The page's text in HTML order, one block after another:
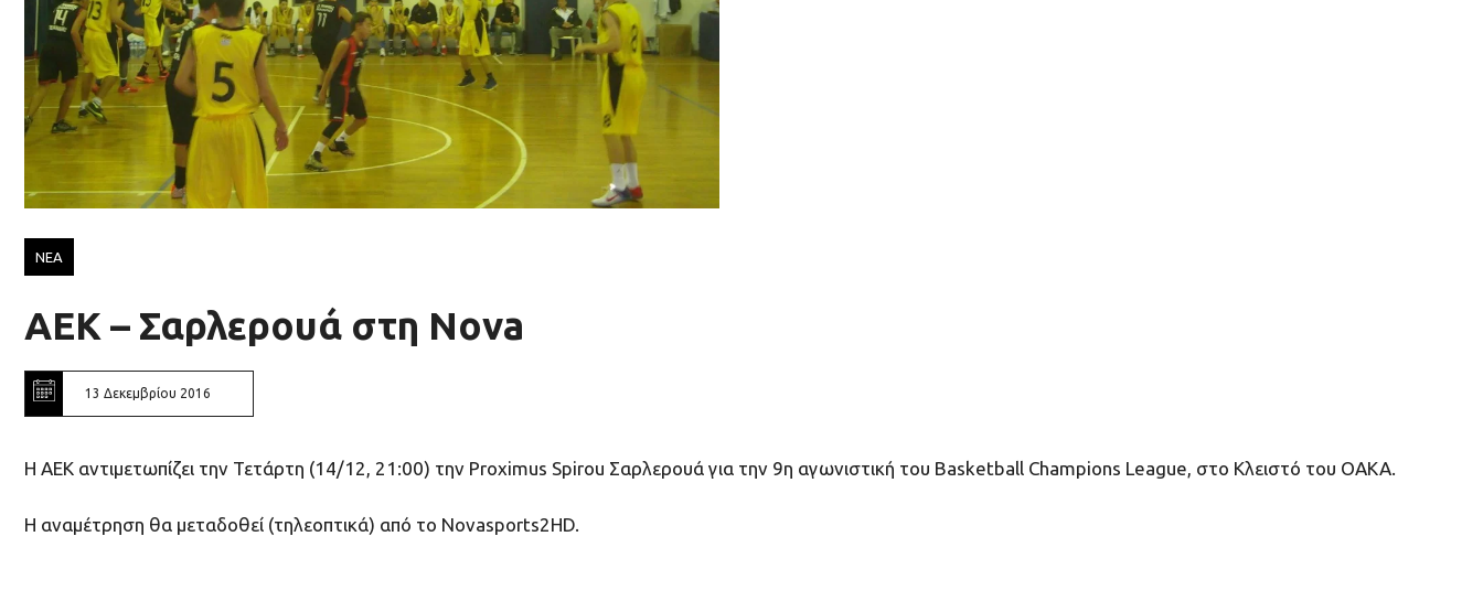
ΝΕΑ
ΑΕΚ – Σαρλερουά στη Nova
13 Δεκεμβρίου 2016
Η ΑΕΚ αντιμετωπίζει την Τετάρτη (14/12, 21:00) την Proximus Spirou Σαρλερουά για την 9η αγωνιστική του Basketball Champions League, στο Κλειστό του ΟΑΚΑ.
Η αναμέτρηση θα μεταδοθεί (τηλεοπτικά) από το Novasports2HD.